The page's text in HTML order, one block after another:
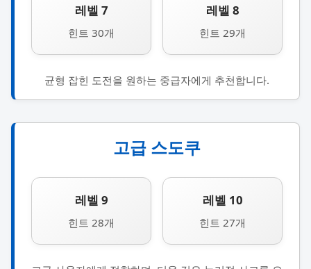
레벨 7
힌트 30개
레벨 8
힌트 29개
균형 잡힌 도전을 원하는 중급자에게 추천합니다.
고급 스도쿠
레벨 9
힌트 28개
레벨 10
힌트 27개